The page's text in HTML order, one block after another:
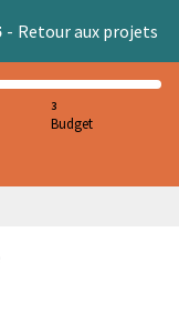
- Retour aux projets
3
Budget